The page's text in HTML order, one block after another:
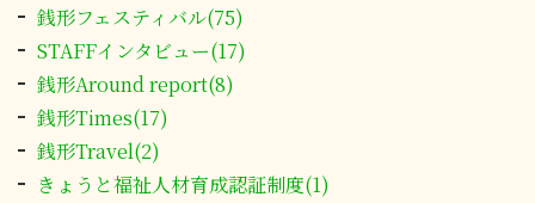
銭形フェスティバル(75)
STAFFインタビュー(17)
銭形Around report(8)
銭形Times(17)
銭形Travel(2)
きょうと福祉人材育成認証制度(1)